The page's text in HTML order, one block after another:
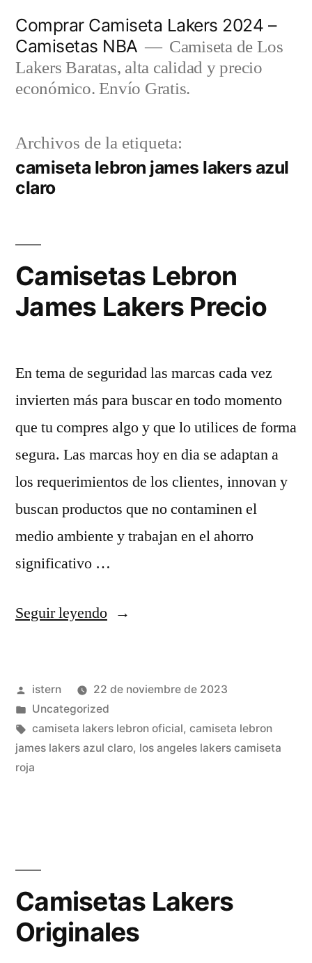
contenido
Comprar Camiseta Lakers 2024 –
Camisetas NBA
Camiseta de Los
Lakers Baratas, alta calidad y precio
económico. Envío Gratis.
Archivos de la etiqueta:
camiseta lebron james lakers azul
claro
Camisetas Lebron
James Lakers Precio
En tema de seguridad las marcas cada vez
invierten más para buscar en todo momento
que tu compres algo y que lo utilices de forma
segura. Las marcas hoy en dia se adaptan a
los requerimientos de los clientes, innovan y
buscan productos que no contaminen el
medio ambiente y trabajan en el ahorro
significativo …
Seguir leyendo«Camisetas
Lakers
Precio»
Publicado
por
istern
22 de noviembre de 2023
Publicado
en
Uncategorized
Etiquetas:
camiseta lakers lebron oficial, camiseta lebron
james lakers azul claro, los angeles lakers camiseta
roja
Camisetas Lakers
Originales